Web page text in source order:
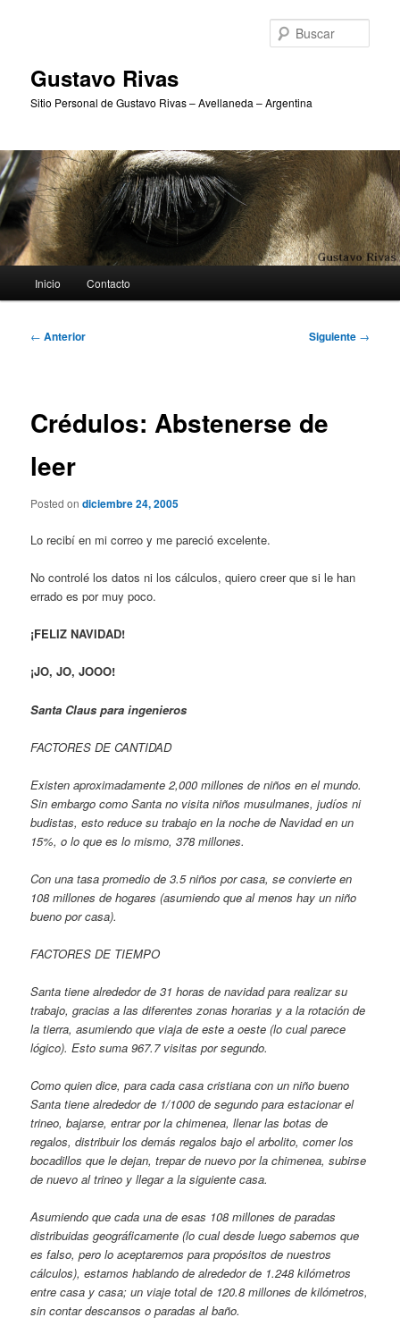
Gustavo Rivas
Sitio Personal de Gustavo Rivas – Avellaneda – Argentina
principal
Inicio Contacto
Navegación
← Anterior Siguiente →
Crédulos: Abstenerse de
leer
Posted ondiciembre 24, 2005
Lo recibí en mi correo y me pareció excelente.
No controlé los datos ni los cálculos, quiero creer que si le han
errado es por muy poco.
¡FELIZ NAVIDAD!
¡JO, JO, JOOO!
Santa Claus para ingenieros
FACTORES DE CANTIDAD
Existen aproximadamente 2,000 millones de niños en el mundo.
Sin embargo como Santa no visita niños musulmanes, judíos ni
budistas, esto reduce su trabajo en la noche de Navidad en un
15%, o lo que es lo mismo, 378 millones.
Con una tasa promedio de 3.5 niños por casa, se convierte en
108 millones de hogares (asumiendo que al menos hay un niño
bueno por casa).
FACTORES DE TIEMPO
Santa tiene alrededor de 31 horas de navidad para realizar su
trabajo, gracias a las diferentes zonas horarias y a la rotación de
la tierra, asumiendo que viaja de este a oeste (lo cual parece
lógico). Esto suma 967.7 visitas por segundo.
Como quien dice, para cada casa cristiana con un niño bueno
Santa tiene alrededor de 1/1000 de segundo para estacionar el
trineo, bajarse, entrar por la chimenea, llenar las botas de
regalos, distribuir los demás regalos bajo el arbolito, comer los
bocadillos que le dejan, trepar de nuevo por la chimenea, subirse
de nuevo al trineo y llegar a la siguiente casa.
Asumiendo que cada una de esas 108 millones de paradas
distribuidas geográficamente (lo cual desde luego sabemos que
es falso, pero lo aceptaremos para propósitos de nuestros
cálculos), estamos hablando de alrededor de 1.248 kilómetros
entre casa y casa; un viaje total de 120.8 millones de kilómetros,
sin contar descansos o paradas al baño.